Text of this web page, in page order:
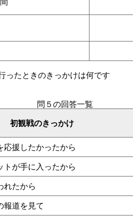
ったときのきっかけは何です
初観戦のきっかけ
問５の回答一覧
応援したかったから
トが手に入ったから
れたから
報道を見て